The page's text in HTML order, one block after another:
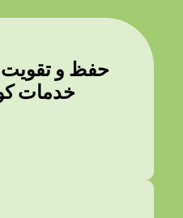
حفظ و
خدمات